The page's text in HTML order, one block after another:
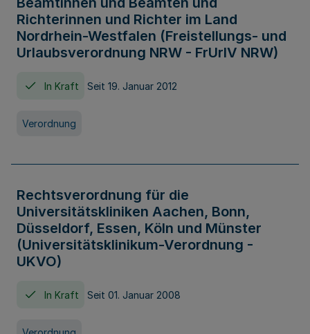
Richterinnen und Richter im Land
Nordrhein-Westfalen (Freistellungs- und
Urlaubsverordnung NRW - FrUrlV NRW)
In Kraft Seit 19. Januar 2012
Verordnung
Rechtsverordnung für die
Universitätskliniken Aachen, Bonn,
Düsseldorf, Essen, Köln und Münster
(Universitätsklinikum-Verordnung -
UKVO)
In Kraft Seit 01. Januar 2008